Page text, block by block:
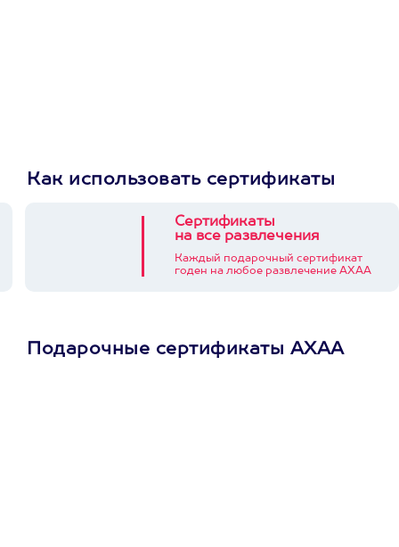
Как использовать сертификаты
Сертификаты
на все развлечения
Каждый подарочный сертификат
годен на любое развлечение АХАА
Подарочные сертификаты АХАА